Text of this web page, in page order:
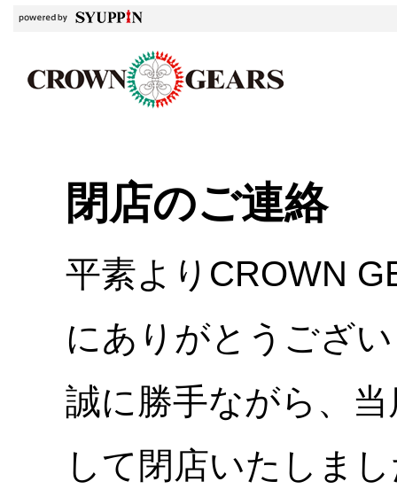
閉店のご連絡
平素よりCROWN
にありがとうござ
誠に勝手ながら、
して閉店いたしま